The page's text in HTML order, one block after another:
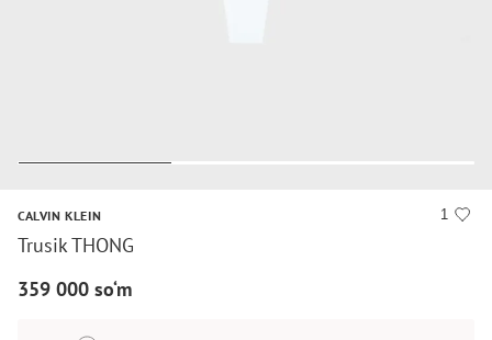
1
CALVIN KLEIN
Trusik THONG
359 000 so‘m